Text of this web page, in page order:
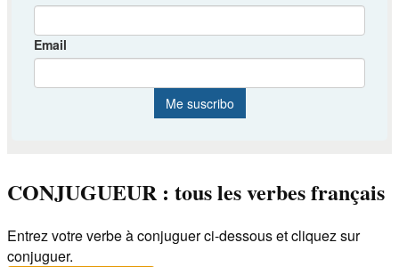
CONJUGUEUR : tous les verbes français
Entrez votre verbe à conjuguer ci-dessous et cliquez sur
conjuguer.